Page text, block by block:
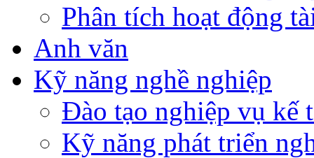
Phân tích hoạt động
Anh văn
Kỹ năng nghề nghiệp
Đào tạo nghiệp vụ kế
Kỹ năng phát triển